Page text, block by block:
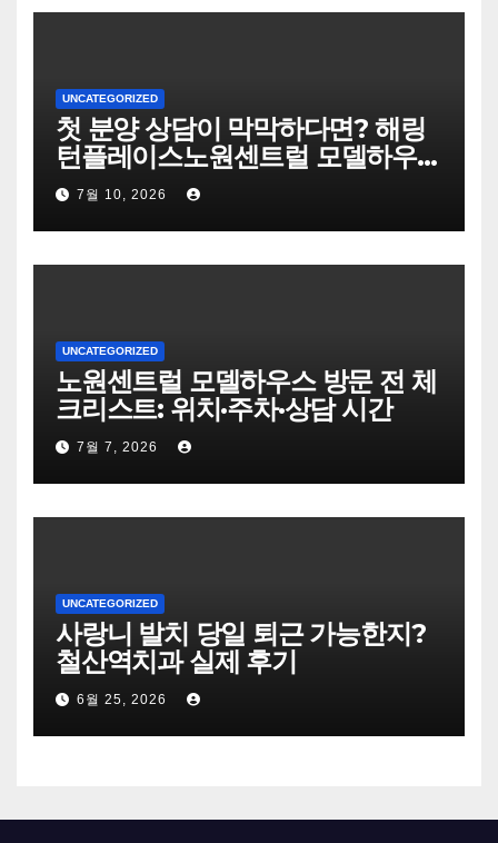
UNCATEGORIZED
첫 분양 상담이 막막하다면? 해링
턴플레이스노원센트럴 모델하우스
Q&A 7가지
7월 10, 2026
UNCATEGORIZED
노원센트럴 모델하우스 방문 전 체
크리스트: 위치·주차·상담 시간
7월 7, 2026
UNCATEGORIZED
사랑니 발치 당일 퇴근 가능한지?
철산역치과 실제 후기
6월 25, 2026